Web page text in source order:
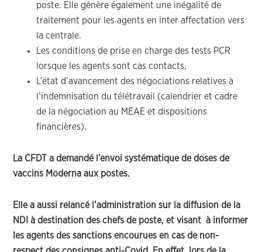
poste. Elle génère également une inégalité de
traitement pour les agents en inter affectation vers
la centrale.
Les conditions de prise en charge des tests PCR
lorsque les agents sont cas contacts,
L’état d’avancement des négociations relatives à
l’indemnisation du télétravail (calendrier et cadre
de la négociation au MEAE et dispositions
financières).
La CFDT a demandé l’envoi systématique de doses de
vaccins Moderna aux postes.
Elle a aussi relancé l’administration sur la diffusion de la
NDI à destination des chefs de poste, et visant à informer
les agents des sanctions encourues en cas de non-